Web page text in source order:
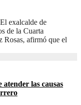
exalcalde de
de la Cuarta
Rosas, afirmó que el
las causas